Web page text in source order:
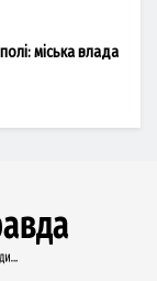
міська влада